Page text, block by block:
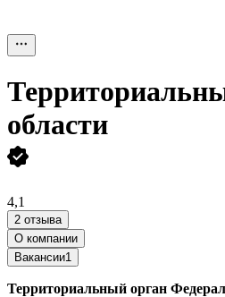
области
4,1
2 отзыва
О компании
Вакансии1
Территориальный орган